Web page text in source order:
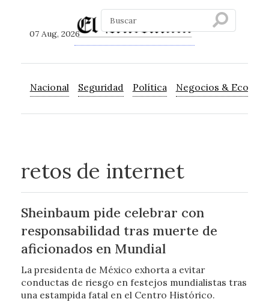
07 Aug, 2026
Nacional Seguridad Política Negocios &
retos de internet
Sheinbaum pide celebrar con
responsabilidad tras muerte de
aficionados en Mundial
La presidenta de México exhorta a evitar
conductas de riesgo en festejos mundialistas tras
una estampida fatal en el Centro Histórico.